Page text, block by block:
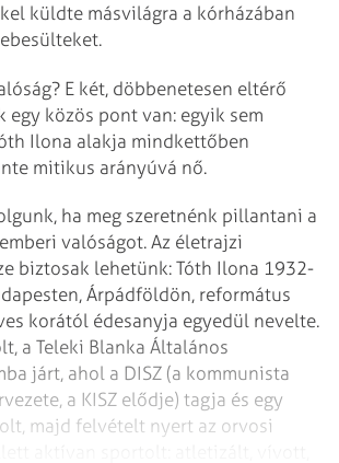
küldte másvilágra a kórházában
E két, döbbenetesen eltérő
egy közös pont van: egyik sem
Ilona alakja mindkettőben
mitikus arányúvá nő.
ha meg szeretnénk pillantani a
valóságot. Az életrajzi
biztosak lehetünk: Tóth Ilona 1932-
Árpádföldön, református
korától édesanyja egyedül nevelte.
a Teleki Blanka Általános
járt, ahol a DISZ (a kommunista
a KISZ elődje) tagja és egy
majd felvételt nyert az orvosi